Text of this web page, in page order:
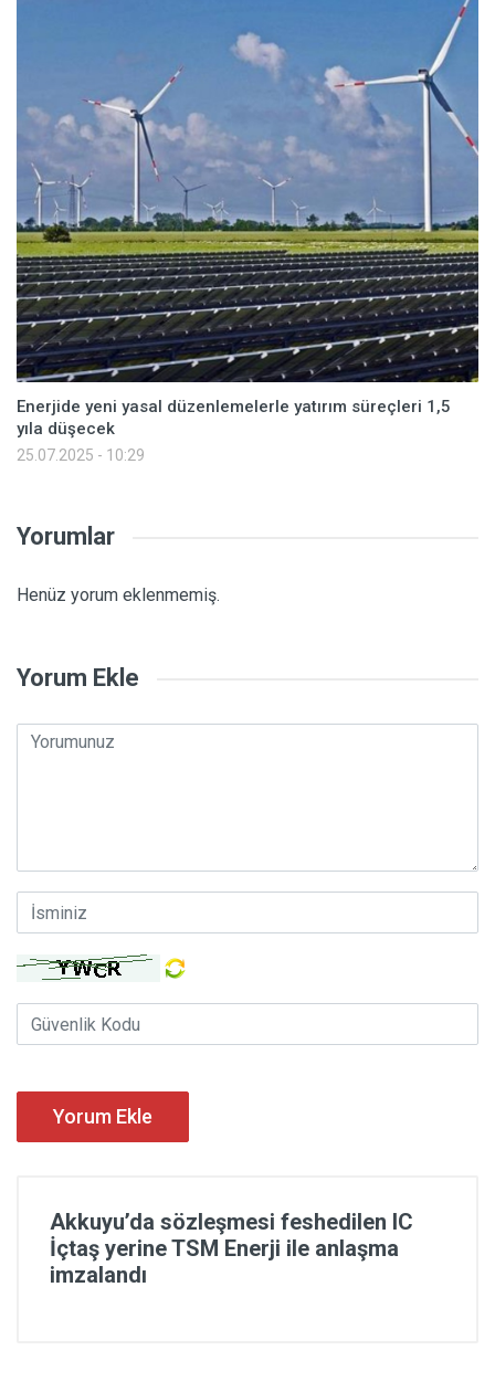
Enerjide yeni yasal düzenlemelerle yatırım süreçleri 1,5
yıla düşecek
25.07.2025 - 10:29
Yorumlar
Henüz yorum eklenmemiş.
Yorum Ekle
Yorum Ekle
Akkuyu’da sözleşmesi feshedilen IC
İçtaş yerine TSM Enerji ile anlaşma
imzalandı